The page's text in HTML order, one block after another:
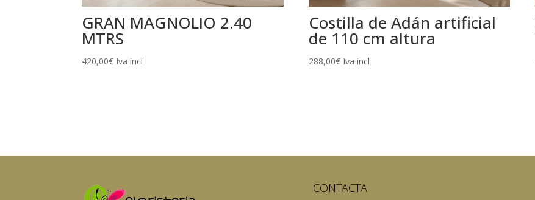
GRAN MAGNOLIO 2.40
MTRS
420,00€ Iva incl
Costilla de Adán artificial
de 110 cm altura
288,00€ Iva incl
CONTACTA